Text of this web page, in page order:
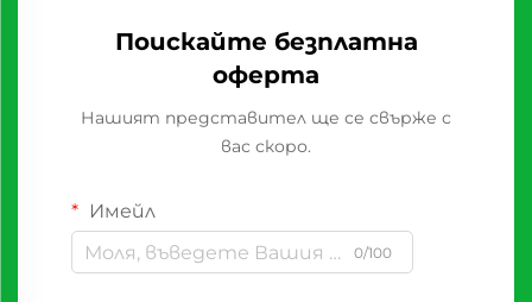
Поискайте безплатна
оферта
Нашият представител ще се свърже с
вас скоро.
Имейл
0/100